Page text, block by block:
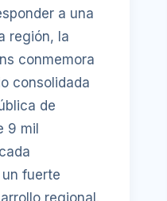
a una
región, la
conmemora
consolidada
de
9 mil
fuerte
regional.